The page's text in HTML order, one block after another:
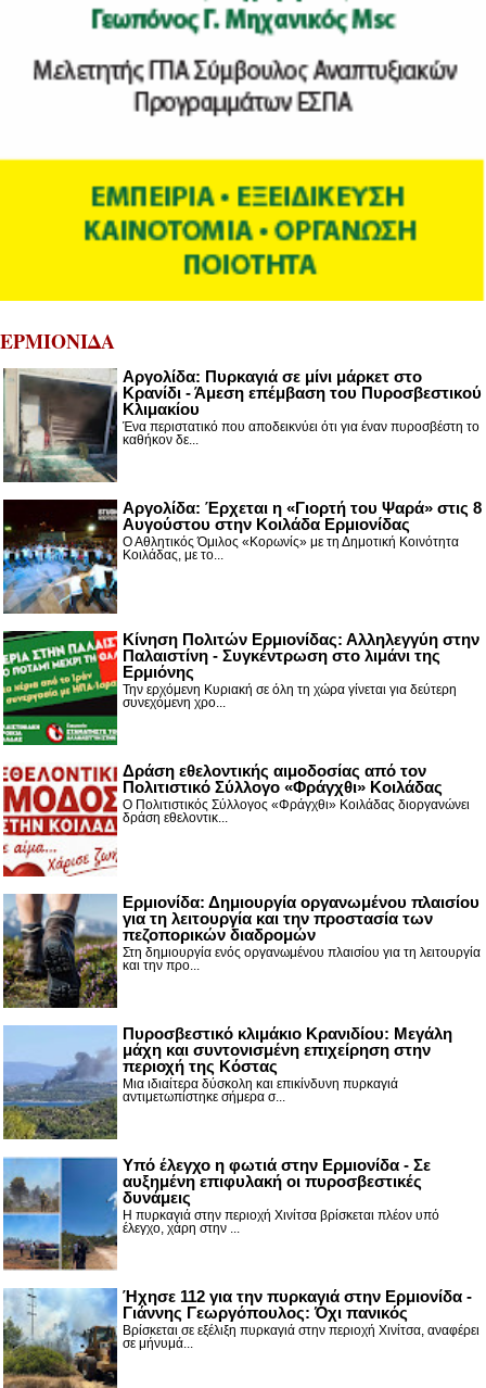
ΕΡΜΙΟΝΙΔΑ
Αργολίδα: Πυρκαγιά σε μίνι μάρκετ στο
Κρανίδι - Άμεση επέμβαση του Πυροσβεστικού
Κλιμακίου
Ένα περιστατικό που αποδεικνύει ότι για έναν πυροσβέστη το
καθήκον δε...
Αργολίδα: Έρχεται η «Γιορτή του Ψαρά» στις 8
Αυγούστου στην Κοιλάδα Ερμιονίδας
Ο Αθλητικός Όμιλος «Κορωνίς» με τη Δημοτική Κοινότητα
Κοιλάδας, με το...
Κίνηση Πολιτών Ερμιονίδας: Αλληλεγγύη στην
Παλαιστίνη - Συγκέντρωση στο λιμάνι της
Ερμιόνης
Την ερχόμενη Κυριακή σε όλη τη χώρα γίνεται για δεύτερη
συνεχόμενη χρο...
Δράση εθελοντικής αιμοδοσίας από τον
Πολιτιστικό Σύλλογο «Φράγχθι» Κοιλάδας
Ο Πολιτιστικός Σύλλογος «Φράγχθι» Κοιλάδας διοργανώνει
δράση εθελοντικ...
Ερμιονίδα: Δημιουργία οργανωμένου πλαισίου
για τη λειτουργία και την προστασία των
πεζοπορικών διαδρομών
Στη δημιουργία ενός οργανωμένου πλαισίου για τη λειτουργία
και την προ...
Πυροσβεστικό κλιμάκιο Κρανιδίου: Μεγάλη
μάχη και συντονισμένη επιχείρηση στην
περιοχή της Κόστας
Μια ιδιαίτερα δύσκολη και επικίνδυνη πυρκαγιά
αντιμετωπίστηκε σήμερα σ...
Υπό έλεγχο η φωτιά στην Ερμιονίδα - Σε
αυξημένη επιφυλακή οι πυροσβεστικές
δυνάμεις
Η πυρκαγιά στην περιοχή Χινίτσα βρίσκεται πλέον υπό
έλεγχο, χάρη στην ...
Ήχησε 112 για την πυρκαγιά στην Ερμιονίδα -
Γιάννης Γεωργόπουλος: Όχι πανικός
Βρίσκεται σε εξέλιξη πυρκαγιά στην περιοχή Χινίτσα, αναφέρει
σε μήνυμά...